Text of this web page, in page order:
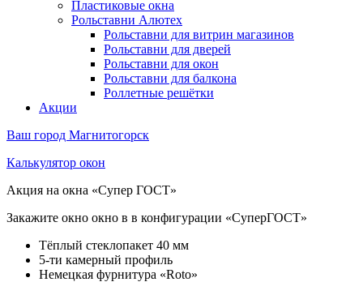
Пластиковые окна
Рольставни Алютех
Рольставни для витрин магазинов
Рольставни для дверей
Рольставни для окон
Рольставни для балкона
Роллетные решётки
Акции
Ваш город Магнитогорск
Калькулятор окон
Акция на окна «Супер ГОСТ»
Закажите окно окно в в конфигурации «СуперГОСТ»
Тёплый стеклопакет 40 мм
5-ти камерный профиль
Немецкая фурнитура «Roto»